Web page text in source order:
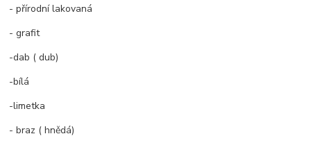
- přírodní lakovaná
- grafit
-dab ( dub)
-bílá
-limetka
- braz ( hnědá)